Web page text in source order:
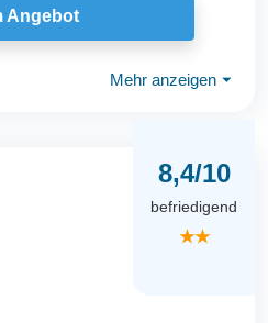
Angebot
Mehr anzeigen ⏷
8,4/10
befriedigend
★★